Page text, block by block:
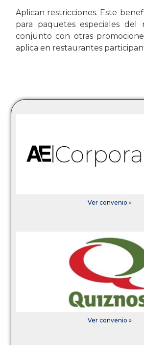
Aplican restricciones. Este
para paquetes especiales del
conjunto con otras
aplica en restaurantes
Ver convenio »
Ver convenio »